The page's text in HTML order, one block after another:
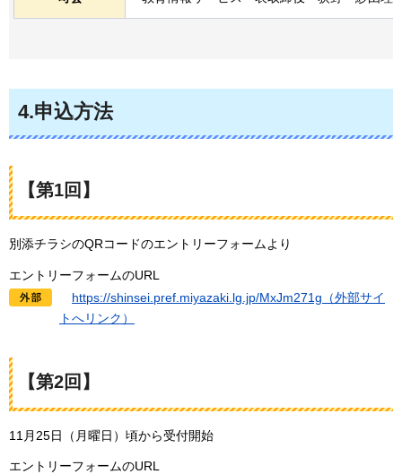
4.申込方法
【第1回】
別添チラシのQRコードのエントリーフォームより
エントリーフォームのURL
https://shinsei.pref.miyazaki.lg.jp/MxJm271g（外部サイ
トへリンク）
【第2回】
11月25日（月曜日）頃から受付開始
エントリーフォームのURL